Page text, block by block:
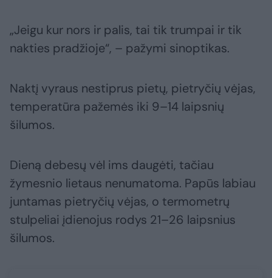
„Jeigu kur nors ir palis, tai tik trumpai ir tik
nakties pradžioje“, – pažymi sinoptikas.
Naktį vyraus nestiprus pietų, pietryčių vėjas,
temperatūra pažemės iki 9–14 laipsnių
šilumos.
Dieną debesų vėl ims daugėti, tačiau
žymesnio lietaus nenumatoma. Papūs labiau
juntamas pietryčių vėjas, o termometrų
stulpeliai įdienojus rodys 21–26 laipsnius
šilumos.